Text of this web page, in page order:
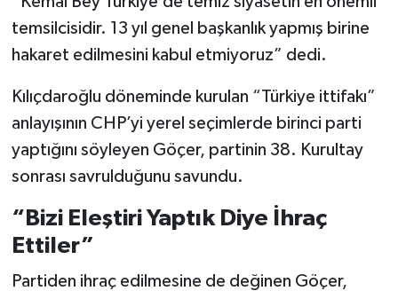
temsilcisidir. 13 yıl genel başkanlık yapmış birine
hakaret edilmesini kabul etmiyoruz” dedi.
Kılıçdaroğlu döneminde kurulan “Türkiye ittifakı”
anlayışının CHP’yi yerel seçimlerde birinci parti
yaptığını söyleyen Göçer, partinin 38. Kurultay
sonrası savrulduğunu savundu.
“Bizi Eleştiri Yaptık Diye İhraç
Ettiler”
Partiden ihraç edilmesine de değinen Göçer,